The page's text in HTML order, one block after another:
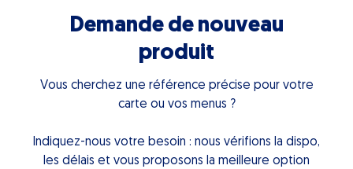
Demande de nouveau
produit
Vous cherchez une référence précise pour votre
carte ou vos menus ?
Indiquez-nous votre besoin : nous vérifions la dispo,
les délais et vous proposons la meilleure option